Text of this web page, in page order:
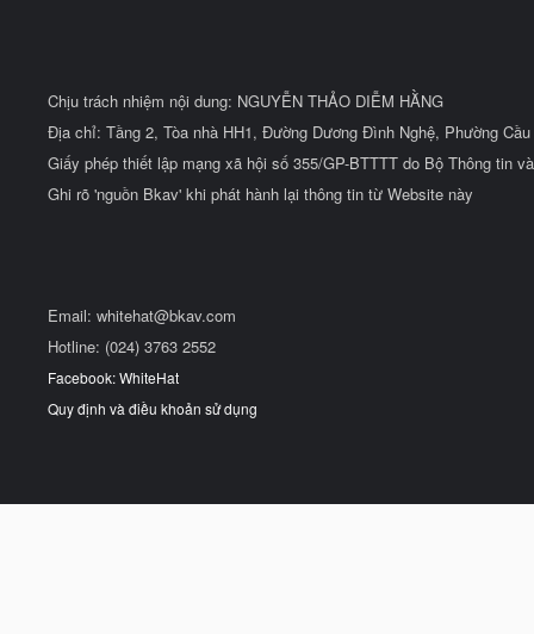
Chịu trách nhiệm nội dung: NGUYỄN THẢO DIỄM HẰNG
Địa chỉ: Tầng 2, Tòa nhà HH1, Đường Dương Đình Nghệ, Phường
Giấy phép thiết lập mạng xã hội số 355/GP-BTTTT do Bộ Thông tin
Ghi rõ 'nguồn Bkav' khi phát hành lại thông tin từ Website này
Email: whitehat@bkav.com
Hotline: (024) 3763 2552
Facebook: WhiteHat
Quy định và điều khoản sử dụng